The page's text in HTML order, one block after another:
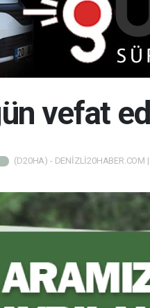
vefat
(D20HA) - DENİZLİ20HABER.COM